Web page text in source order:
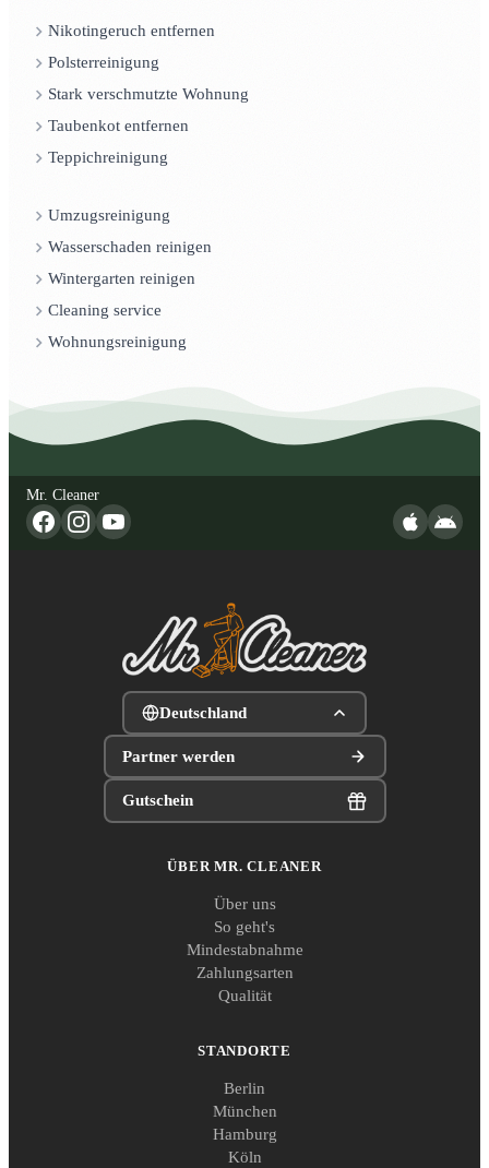
Nikotingeruch entfernen
Polsterreinigung
Stark verschmutzte Wohnung
Taubenkot entfernen
Teppichreinigung
Umzugsreinigung
Wasserschaden reinigen
Wintergarten reinigen
Cleaning service
Wohnungsreinigung
Mr. Cleaner
Deutschland
Partner werden
Gutschein
ÜBER MR. CLEANER
Über uns
So geht's
Mindestabnahme
Zahlungsarten
Qualität
STANDORTE
Berlin
München
Hamburg
Köln